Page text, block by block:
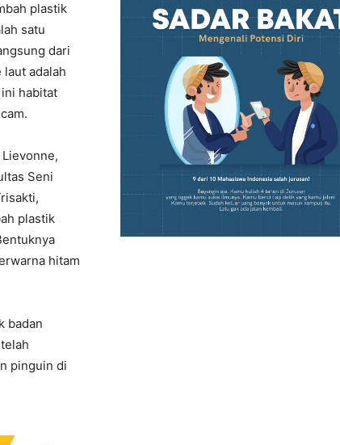
plastik
satu
dari
adalah
habitat
Seni
plastik
hitam
badan
pinguin di